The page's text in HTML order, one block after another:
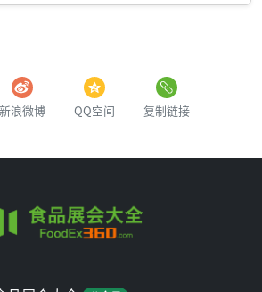
新浪微博 QQ空间 复制链接